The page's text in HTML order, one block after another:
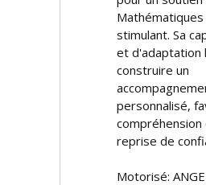
stimulant. Sa
et d'adaptation
construire un
personnalisé,
compréhension
reprise de
Motorisé: